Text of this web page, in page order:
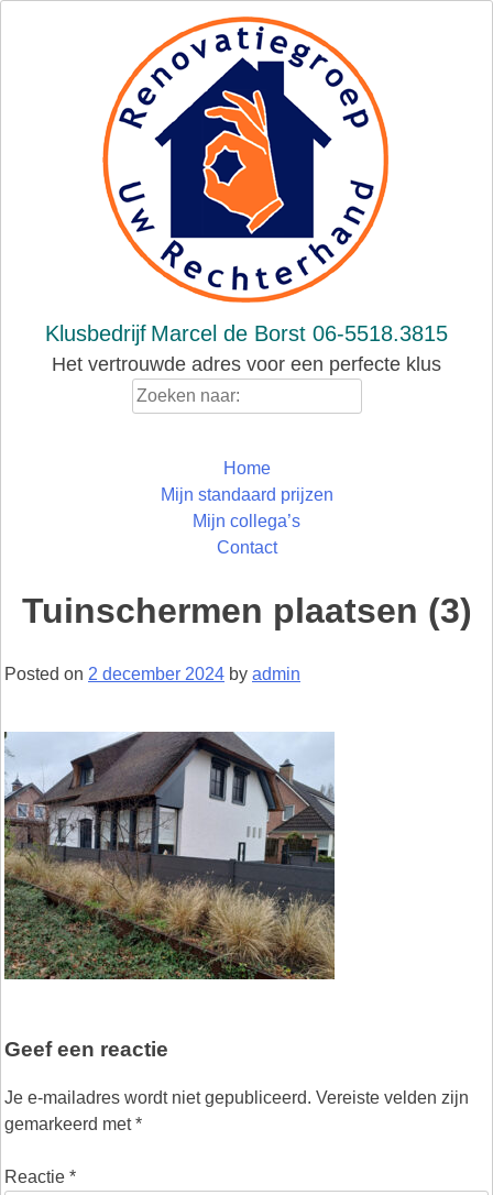
Klusbedrijf Marcel de Borst 06-5518.3815
Het vertrouwde adres voor een perfecte klus
Home
Mijn standaard prijzen
Mijn collega’s
Contact
Tuinschermen plaatsen (3)
Posted on 2 december 2024 by admin
Geef een reactie
Je e-mailadres wordt niet gepubliceerd. Vereiste velden zijn
gemarkeerd met*
Reactie *